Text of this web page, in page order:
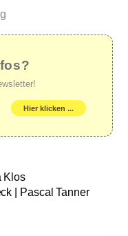
Hier klicken ...
Klos
| Pascal Tanner